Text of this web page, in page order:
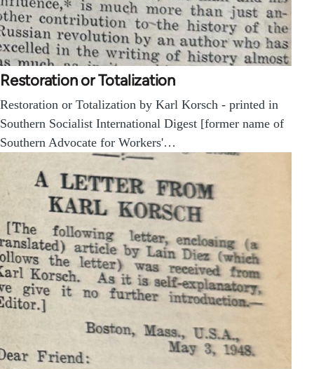
Restoration or Totalization
Restoration or Totalization by Karl Korsch - printed in
Southern Socialist International Digest [former name of
Southern Advocate for Workers'…